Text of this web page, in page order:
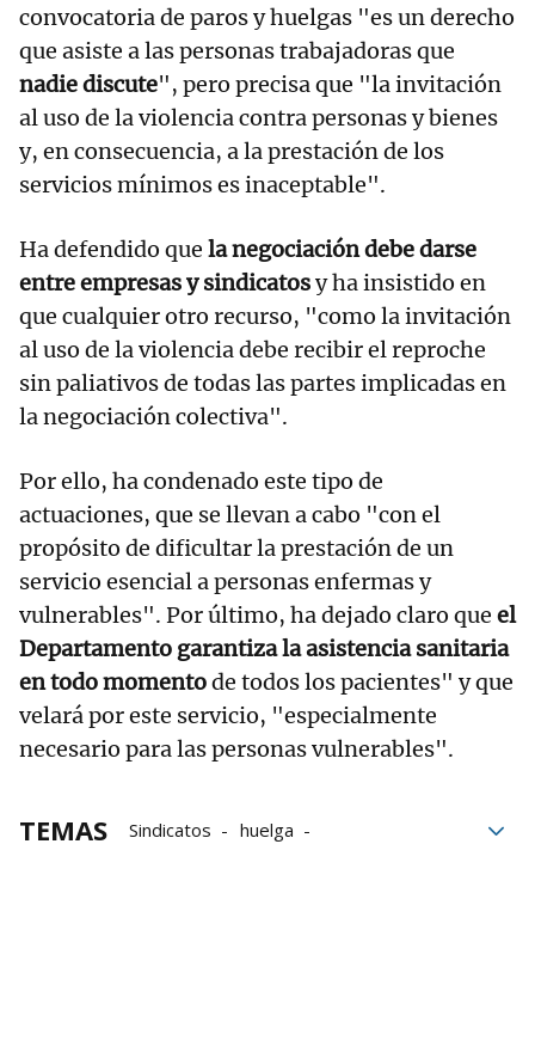
convocatoria de paros y huelgas "es un derecho
que asiste a las personas trabajadoras que
nadie discute", pero precisa que "la invitación
al uso de la violencia contra personas y bienes
y, en consecuencia, a la prestación de los
servicios mínimos es inaceptable".
Ha defendido que la negociación debe darse
entre empresas y sindicatosy ha insistido en
que cualquier otro recurso, "como la invitación
al uso de la violencia debe recibir el reproche
sin paliativos de todas las partes implicadas en
la negociación colectiva".
Por ello, ha condenado este tipo de
actuaciones, que se llevan a cabo "con el
propósito de dificultar la prestación de un
servicio esencial a personas enfermas y
vulnerables". Por último, ha dejado claro que el
Departamento garantiza la asistencia sanitaria
en todo momentode todos los pacientes" y que
velará por este servicio, "especialmente
necesario para las personas vulnerables".
TEMAS Sindicatos
huelga